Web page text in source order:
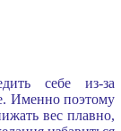
себе из-за
Именно поэтому
вес плавно,